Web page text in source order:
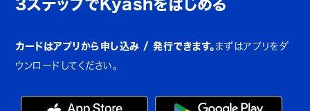
3ステップでKyashをはじめる
カードはアプリから申し込み / 発行できます。 まずはアプリをダ
ウンロードしてください。